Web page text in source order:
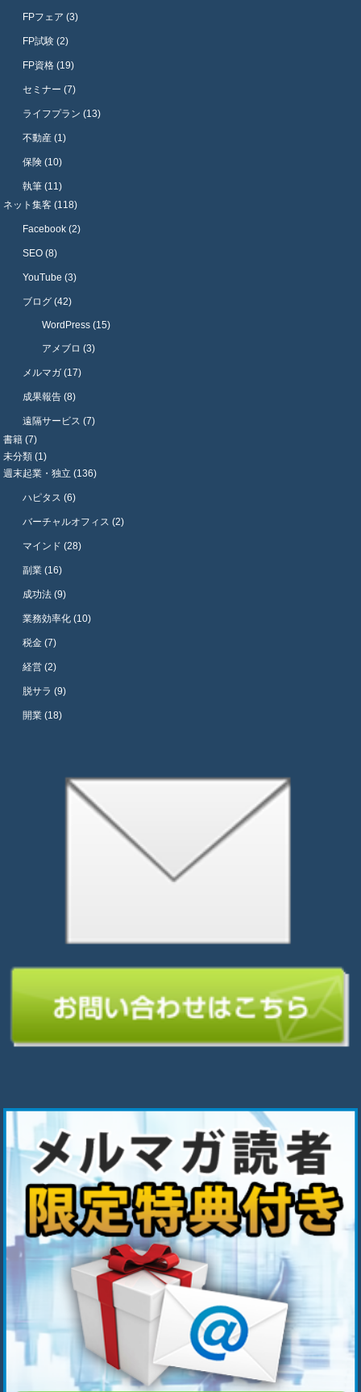
FPフェア (3)
FP試験 (2)
FP資格 (19)
セミナー (7)
ライフプラン (13)
不動産 (1)
保険 (10)
執筆 (11)
ネット集客 (118)
Facebook (2)
SEO (8)
YouTube (3)
ブログ (42)
WordPress (15)
アメブロ (3)
メルマガ (17)
成果報告 (8)
遠隔サービス (7)
書籍 (7)
未分類 (1)
週末起業・独立 (136)
ハピタス (6)
バーチャルオフィス (2)
マインド (28)
副業 (16)
成功法 (9)
業務効率化 (10)
税金 (7)
経営 (2)
脱サラ (9)
開業 (18)